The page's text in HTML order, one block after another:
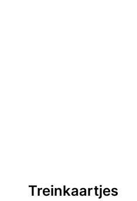
Treinkaartjes